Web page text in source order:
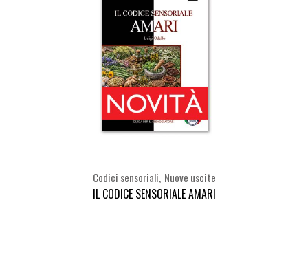
Codici sensoriali Nuove uscite
IL CODICE SENSORIALE AMARI